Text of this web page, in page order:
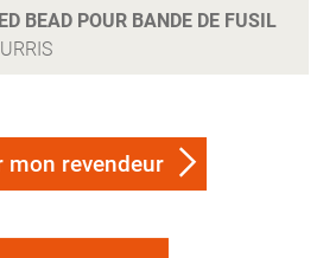
BEAD POUR BANDE DE FUSIL
mon revendeur